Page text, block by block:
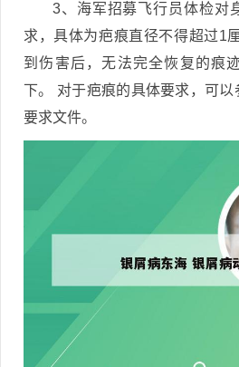
3、海军招募飞行员体检对
求，具体为疤痕直径不得超过1
到伤害后，无法完全恢复的痕
下。 对于疤痕的具体要求，可
要求文件。